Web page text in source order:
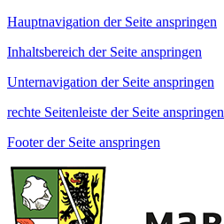
Hauptnavigation der Seite anspringen
Inhaltsbereich der Seite anspringen
Unternavigation der Seite anspringen
rechte Seitenleiste der Seite anspringen
Footer der Seite anspringen